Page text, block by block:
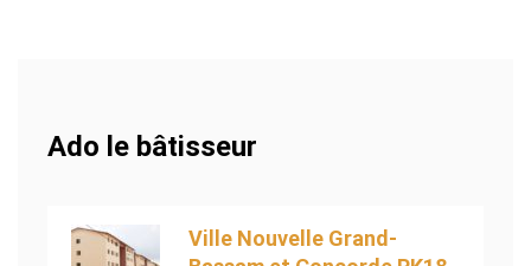
Ado le bâtisseur
Ville Nouvelle Grand-